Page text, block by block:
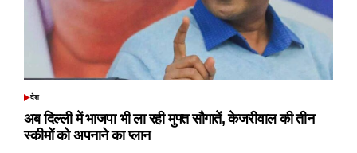
POSTED
देश
अब दिल्ली में भाजपा भी ला रही मुफ्त सौगातें, केजरीवाल की तीन
स्कीमों को अपनाने का प्लान